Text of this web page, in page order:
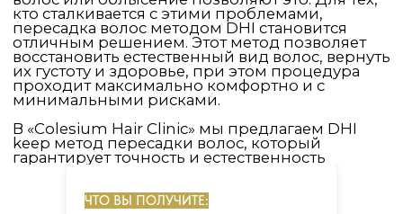
Запишитесь на консультацию, чтобы узнать,
как метод пересадки волос DHI может помочь
вам вернуть густоту волос на голове и
улучшить внешний вид. Мы ответим на все
ваши вопросы и предложим
персонализированное решение для вашего
случая!
ЧТО ВЫ ПОЛУЧИТЕ: